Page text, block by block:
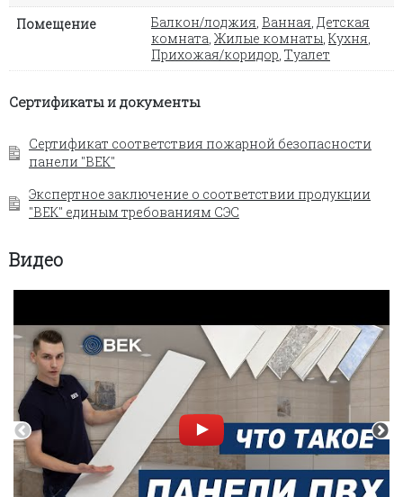
Помещение
Балкон/лоджия Ванная Детская
комната Жилые комнаты Кухня
Прихожая/коридор Туалет
Сертификаты и документы
Сертификат соответствия пожарной безопасности
панели "ВЕК"
Экспертное заключение о соответствии продукции
"ВЕК" единым требованиям СЭС
Видео